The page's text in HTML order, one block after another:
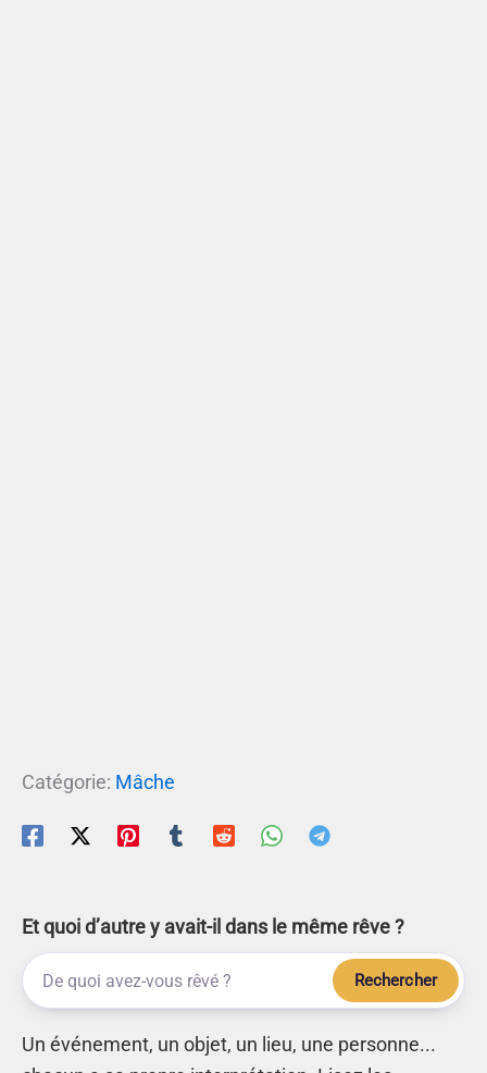
Catégorie: Mâche
Et quoi d’autre y avait-il dans le même rêve ?
Rechercher
Un événement, un objet, un lieu, une personne...